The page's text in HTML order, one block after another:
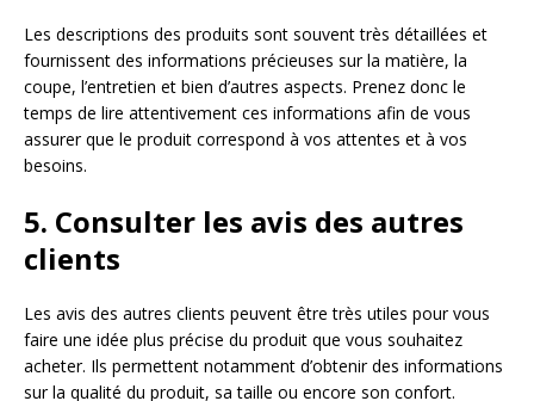
Les descriptions des produits sont souvent très détaillées et
fournissent des informations précieuses sur la matière, la
coupe, l’entretien et bien d’autres aspects. Prenez donc le
temps de lire attentivement ces informations afin de vous
assurer que le produit correspond à vos attentes et à vos
besoins.
5. Consulter les avis des autres
clients
Les avis des autres clients peuvent être très utiles pour vous
faire une idée plus précise du produit que vous souhaitez
acheter. Ils permettent notamment d’obtenir des informations
sur la qualité du produit, sa taille ou encore son confort.